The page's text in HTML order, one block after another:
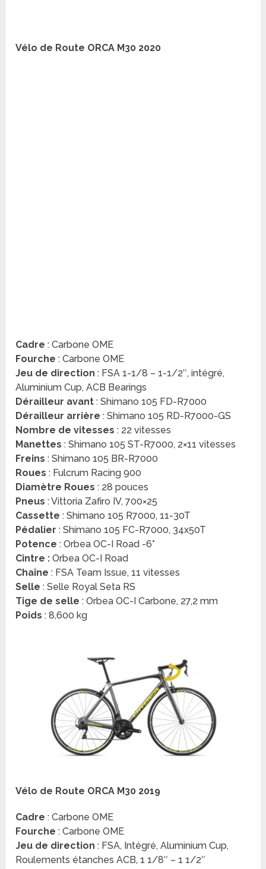
Vélo de Route ORCA M30 2020
Cadre : Carbone OME
Fourche : Carbone OME
Jeu de direction : FSA 1-1/8 – 1-1/2″, intégré,
Aluminium Cup, ACB Bearings
Dérailleur avant : Shimano 105 FD-R7000
Dérailleur arrière : Shimano 105 RD-R7000-GS
Nombre de vitesses : 22 vitesses
Manettes : Shimano 105 ST-R7000, 2×11 vitesses
Freins : Shimano 105 BR-R7000
Roues : Fulcrum Racing 900
Diamètre Roues : 28 pouces
Pneus : Vittoria Zafiro IV, 700×25
Cassette : Shimano 105 R7000, 11-30T
Pédalier : Shimano 105 FC-R7000, 34x50T
Potence : Orbea OC-I Road -6°
Cintre : Orbea OC-I Road
Chaîne : FSA Team Issue, 11 vitesses
Selle : Selle Royal Seta RS
Tige de selle : Orbea OC-I Carbone, 27,2 mm
Poids : 8,600 kg
Vélo de Route ORCA M30 2019
Cadre : Carbone OME
Fourche : Carbone OME
Jeu de direction : FSA, Intégré, Aluminium Cup,
Roulements étanches ACB, 1 1/8″ – 1 1/2″